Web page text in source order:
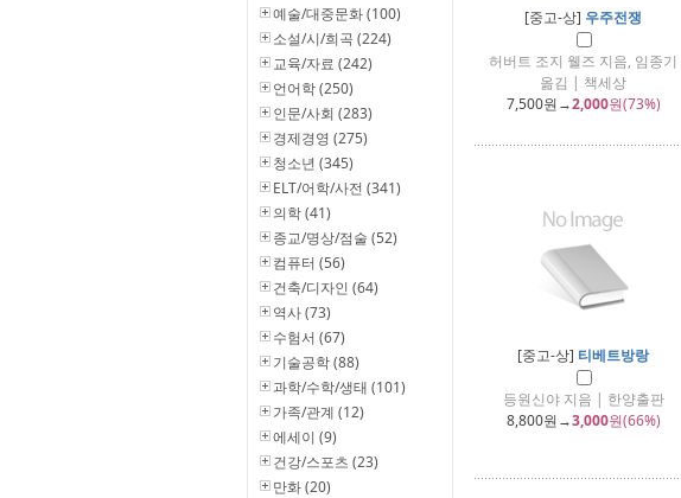
예술/대중문화 (100)
소설/시/희곡 (224)
교육/자료 (242)
언어학 (250)
인문/사회 (283)
경제경영 (275)
청소년 (345)
ELT/어학/사전 (341)
의학 (41)
종교/명상/점술 (52)
컴퓨터 (56)
건축/디자인 (64)
역사 (73)
수험서 (67)
기술공학 (88)
과학/수학/생태 (101)
가족/관계 (12)
에세이 (9)
건강/스포츠 (23)
만화 (20)
[중고-상] 우주전쟁
허버트 조지 웰즈 지음, 임종기
옮김 | 책세상
7,500원→2,000원(73%)
[중고-상] 티베트방랑
등원신야 지음 | 한양출판
8,800원→3,000원(66%)